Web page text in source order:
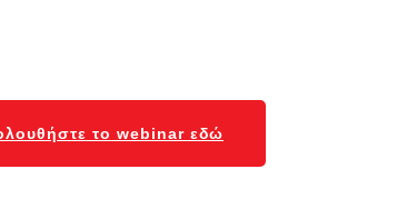
το webinar εδώ